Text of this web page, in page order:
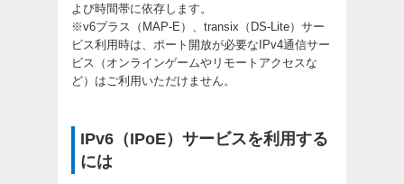
よび時間帯に依存します。
※v6プラス（MAP-E）、transix（DS-Lite）サー
ビス利用時は、ポート開放が必要なIPv4通信サー
ビス（オンラインゲームやリモートアクセスな
ど）はご利用いただけません。
IPv6（IPoE）サービスを利用する
には